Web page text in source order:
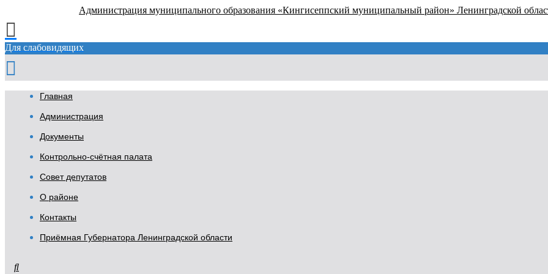
Администрация муниципального образования «Кингисеппский муниципальный район» Ленинградской
Для слабовидящих
Главная
Администрация
Документы
Контрольно-счётная палата
Совет депутатов
О районе
Контакты
Приёмная Губернатора Ленинградской области